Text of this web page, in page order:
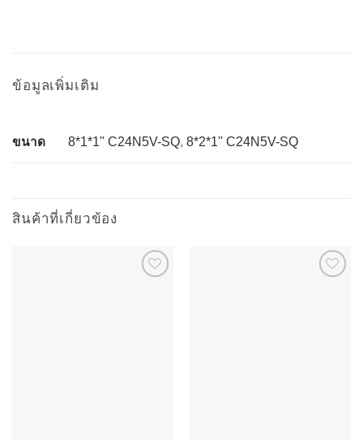
ข้อมูลเพิ่มเติม
ขนาด 8*1*1'' C24N5V-SQ, 8*2*1'' C24N5V-SQ
สินค้าที่เกี่ยวข้อง